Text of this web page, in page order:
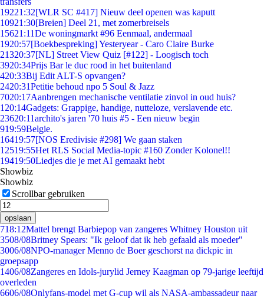
19221:32[WLR SC #417] Nieuw deel openen was kaputt
10921:30[Breien] Deel 21, met zomerbreisels
15621:11De woningmarkt #96 Eenmaal, andermaal
1920:57[Boekbespreking] Yesteryear - Caro Claire Burke
21320:37[NL] Street View Quiz [#122] - Loogisch toch
3920:34Prijs Bar le duc rood in het buitenland
420:33Bij Edit ALT-S opvangen?
2420:31Petitie behoud npo 5 Soul & Jazz
7020:17Aanbrengen mechanische ventilatie zinvol in oud huis?
1 20:14Gadgets: Grappige, handige, nutteloze, verslavende etc.
23620:11archito's jaren '70 huis #5 - Een nieuw begin
919:59Belgie.
16419:57[NOS Eredivisie #298] We gaan staken
12519:55Het RLS Social Media-topic #160 Zonder Kolonel!!
19419:50Liedjes die je met AI gemaakt hebt
Showbiz
Showbiz
Scrollbar gebruiken
opslaan
718:12Mattel brengt Barbiepop van zangeres Whitney Houston uit
3508/08Britney Spears: "Ik geloof dat ik heb gefaald als moeder"
3006/08NPO-manager Menno de Boer geschorst na dickpic in
groepsapp
1406/08Zangeres en Idols-jurylid Jerney Kaagman op 79-jarige leeftijd
overleden
6606/08Onlyfans-model met G-cup wil als NASA-ambassadeur naar